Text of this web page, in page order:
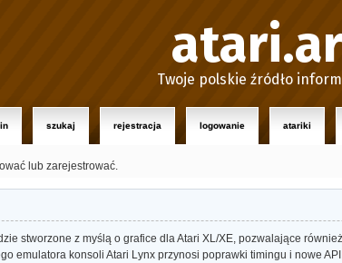
Twoje polskie źródło
szukaj rejestracja logowanie atariki
lub zarejestrować.
stworzone z myślą o grafice dla Atari XL/XE, pozwalające
emulatora konsoli Atari Lynx przynosi poprawki timingu i nowe